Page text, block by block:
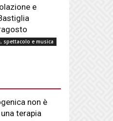
e
spettacolo e musica
non è
terapia